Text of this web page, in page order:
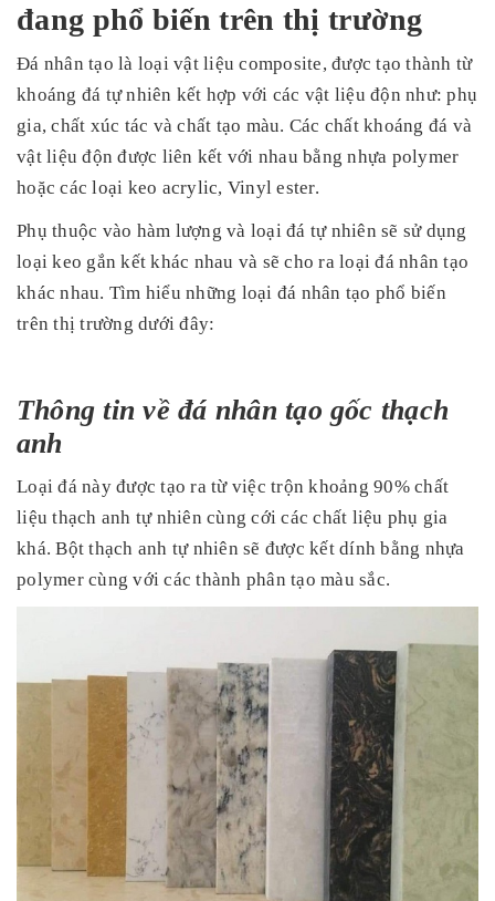
đang phổ biến trên thị trường
Đá nhân tạo là loại vật liệu composite, được tạo thành từ
khoáng đá tự nhiên kết hợp với các vật liệu độn như: phụ
gia, chất xúc tác và chất tạo màu. Các chất khoáng đá và
vật liệu độn được liên kết với nhau bằng nhựa polymer
hoặc các loại keo acrylic, Vinyl ester.
Phụ thuộc vào hàm lượng và loại đá tự nhiên sẽ sử dụng
loại keo gắn kết khác nhau và sẽ cho ra loại đá nhân tạo
khác nhau. Tìm hiểu những loại đá nhân tạo phổ biến
trên thị trường dưới đây:
Thông tin về đá nhân tạo gốc thạch
anh
Loại đá này được tạo ra từ việc trộn khoảng 90% chất
liệu thạch anh tự nhiên cùng cới các chất liệu phụ gia
khá. Bột thạch anh tự nhiên sẽ được kết dính bằng nhựa
polymer cùng với các thành phân tạo màu sắc.